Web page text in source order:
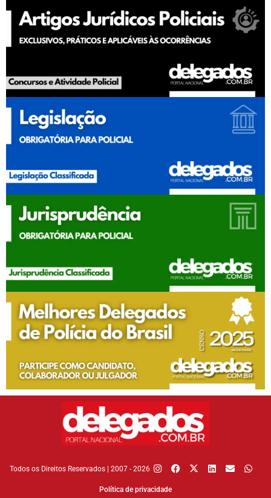
Todos os Direitos Reservados | 2007 - 2026
Política de privacidade